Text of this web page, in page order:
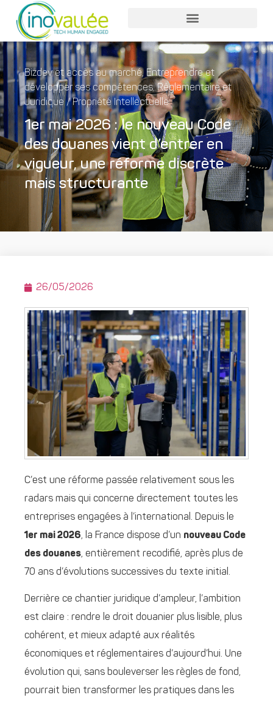
Bizdev et accès au marché, Entreprendre et
développer ses compétences,Réglementaire et
Juridique / Propriété Intellectuelle
1er mai 2026 : le nouveau Code
des douanes vient d’entrer en
vigueur, une réforme discrète
mais structurante
26/05/2026
C’est une réforme passée relativement sous les
radars mais qui concerne directement toutes les
entreprises engagées à l’international. Depuis le
1er mai 2026, la France dispose d’un nouveau Code
des douanes, entièrement recodifié, après plus de
70 ans d’évolutions successives du texte initial.
Derrière ce chantier juridique d’ampleur, l’ambition
est claire : rendre le droit douanier plus lisible, plus
cohérent, et mieux adapté aux réalités
économiques et réglementaires d’aujourd’hui. Une
évolution qui, sans bouleverser les règles de fond,
pourrait bien transformer les pratiques dans les